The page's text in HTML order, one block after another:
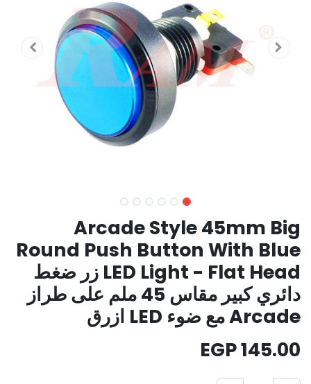
Arcade Style 45mm Big
Round Push Button With Blue
LED Light - Flat Head زر ضغط
دائري كبير مقاس 45 ملم على طراز
Arcade مع ضوء LED ازرق
145.00